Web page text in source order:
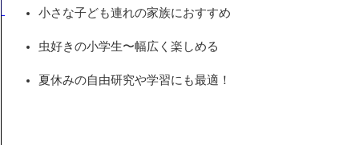
小さな子ども連れの家族におすすめ
虫好きの小学生〜幅広く楽しめる
夏休みの自由研究や学習にも最適！